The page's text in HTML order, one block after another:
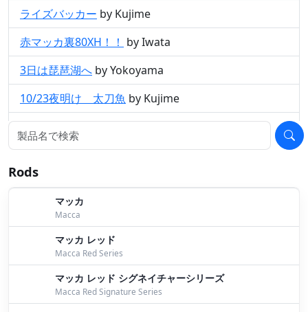
ライズバッカー by Kujime
赤マッカ裏80XH！！ by Iwata
3日は琵琶湖へ by Yokoyama
10/23夜明け 太刀魚 by Kujime
情報から近所に！by Kujime
小バス釣りby Kujime
香川県野池by Kujime
by Kujime
明後日は琵琶湖！by Yokoyama
HIDEUP暴年会…〜たまらんばいジグでモンスター逮
Rods
マッカ
Macca
マッカ レッド
Macca Red Series
マッカ レッド シグネイチャーシリーズ
Macca Red Signature Series